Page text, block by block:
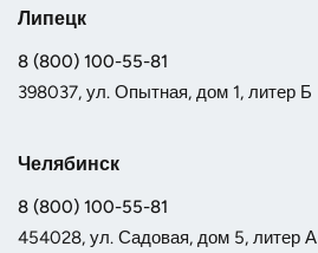
Липецк
8 (800) 100-55-81
398037, ул. Опытная, дом 1, литер Б
Челябинск
8 (800) 100-55-81
454028, ул. Садовая, дом 5, литер А